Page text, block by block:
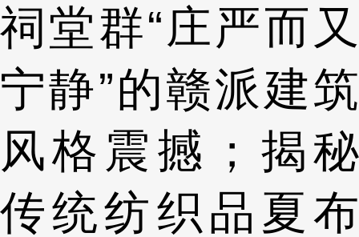
祠堂群“庄严而又
宁静”的赣派建筑
风格震撼；揭秘
传统纺织品夏布